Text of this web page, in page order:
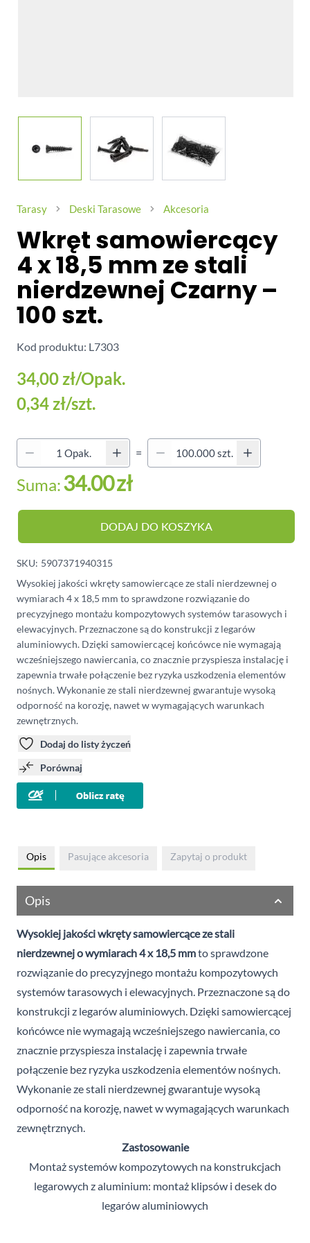
Tarasy Deski Tarasowe Akcesoria
Wkręt samowiercący
4 x 18,5 mm ze stali
nierdzewnej Czarny –
100 szt.
Kod produktu: L7303
34,00 zł/Opak.
0,34 zł/szt.
=
Quantity (Secondary)
Suma:34.00zł
DODAJ DO KOSZYKA
SKU: 5907371940315
Wysokiej jakości wkręty samowiercące ze stali nierdzewnej o
wymiarach 4 x 18,5 mm to sprawdzone rozwiązanie do
precyzyjnego montażu kompozytowych systemów tarasowych i
elewacyjnych. Przeznaczone są do konstrukcji z legarów
aluminiowych. Dzięki samowiercącej końcówce nie wymagają
wcześniejszego nawiercania, co znacznie przyspiesza instalację i
zapewnia trwałe połączenie bez ryzyka uszkodzenia elementów
nośnych. Wykonanie ze stali nierdzewnej gwarantuje wysoką
odporność na korozję, nawet w wymagających warunkach
zewnętrznych.
Dodaj do listy życzeń
Porównaj
Opis Pasujące akcesoria Zapytaj o produkt
Opis
Wysokiej jakości wkręty samowiercące ze stali
nierdzewnej o wymiarach 4 x 18,5 mmto sprawdzone
rozwiązanie do precyzyjnego montażu kompozytowych
systemów tarasowych i elewacyjnych. Przeznaczone są do
konstrukcji z legarów aluminiowych. Dzięki samowiercącej
końcówce nie wymagają wcześniejszego nawiercania, co
znacznie przyspiesza instalację i zapewnia trwałe
połączenie bez ryzyka uszkodzenia elementów nośnych.
Wykonanie ze stali nierdzewnej gwarantuje wysoką
odporność na korozję, nawet w wymagających warunkach
zewnętrznych.
Zastosowanie
Montaż systemów kompozytowych na konstrukcjach
legarowych z aluminium: montaż klipsów i desek do
legarów aluminiowych